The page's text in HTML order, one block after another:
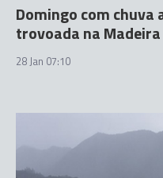
Domingo com chuva
trovoada na Madeira
28 Jan 07:10